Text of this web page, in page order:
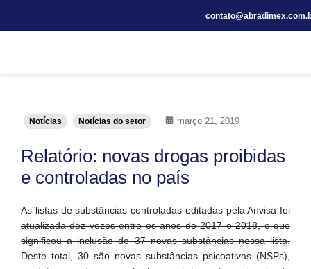
Notícias Notícias do setor março 21, 2019
Relatório: novas drogas proibidas
e controladas no país
As listas de substâncias controladas editadas pela Anvisa foi
atualizada dez vezes entre os anos de 2017 e 2018, o que
significou a inclusão de 37 novas substâncias nessa lista.
Deste total, 30 são novas substâncias psicoativas (NSPs),